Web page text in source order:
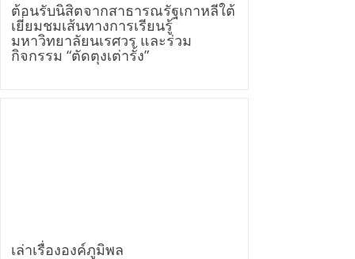
ต้อนรับนิสิตจากสาธารณรัฐเกาหลีใต้
เยี่ยมชมเส้นทางการเรียนรู้
มหาวิทยาลัยนเรศวร และร่วม
กิจกรรม “ตัดตุงเต่ารั้ง”
เล่าเรื่ององค์ภูมิพล